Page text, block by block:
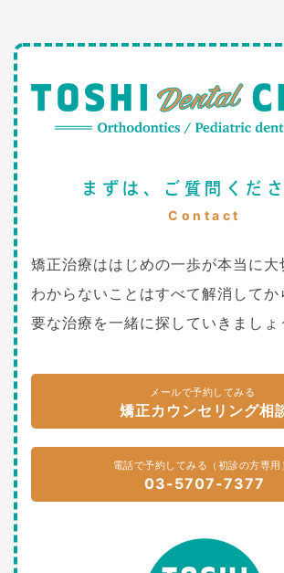
まずは、ご質問くださ
Contact
矯正治療ははじめの一歩が本当に大
わからないことはすべて解消して
要な治療を一緒に探していきましょ
メールで予約してみる
矯正カウンセリング相
電話で予約してみる（初診の方専用
03-5707-7377